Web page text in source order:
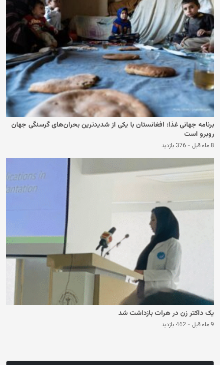
برنامه جهانی غذا: افغانستان با یکی از شدیدترین بحران‌های گرسنگی جهان
روبرو است
8 ماه قبل - 376 بازدید
یک داکتر زن در هرات بازداشت شد
9 ماه قبل - 462 بازدید